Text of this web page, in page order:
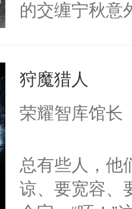
的交缠宁秋意
的剧情……表
阎王实际:沙
狩魔猎人
荣耀智库馆长
总有些人，他
谅、要宽容、